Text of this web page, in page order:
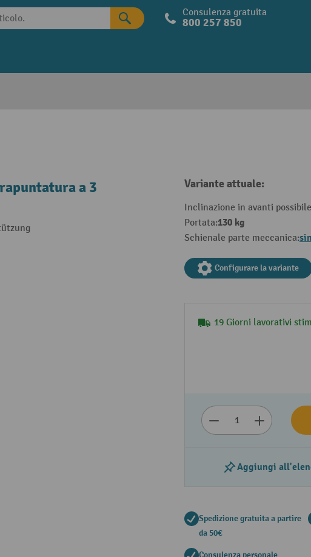
Consulenza gratuita
800 257 850
a 3
Variante attuale:
Inclinazione in avanti
Portata:130 kg
Schienale parte meccanica:
Configurare la variante
19 Giorni lavorativi
Aggiungi
Spedizione gratuita a partire
da 50€
Consulenza personale